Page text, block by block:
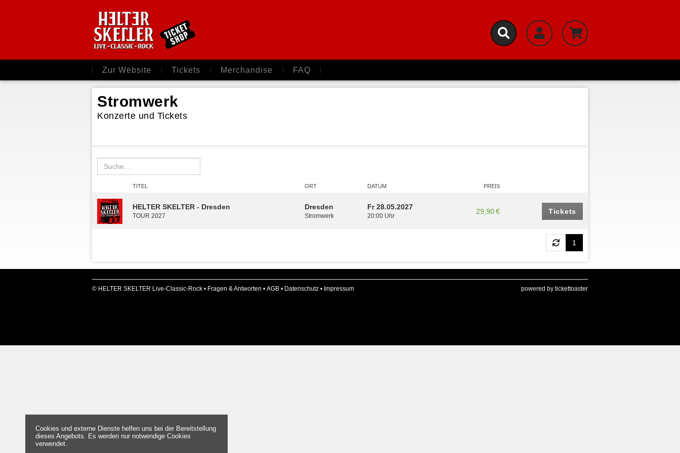
Zur Website Tickets Merchandise FAQ
Stromwerk
Konzerte und Tickets
TITEL ORT DATUM PREIS
HELTER SKELTER - Dresden
TOUR 2027
Dresden
Stromwerk
Fr 28.05.2027
20:00 Uhr
29,90 € Tickets
1
powered by tickettoaster
© HELTER SKELTER Live-Classic-Rock • Fragen & Antworten • AGB • Datenschutz • Impressum
Cookies und externe Dienste helfen uns bei der Bereitstellung
dieses Angebots. Es werden nur notwendige Cookies
verwendet.